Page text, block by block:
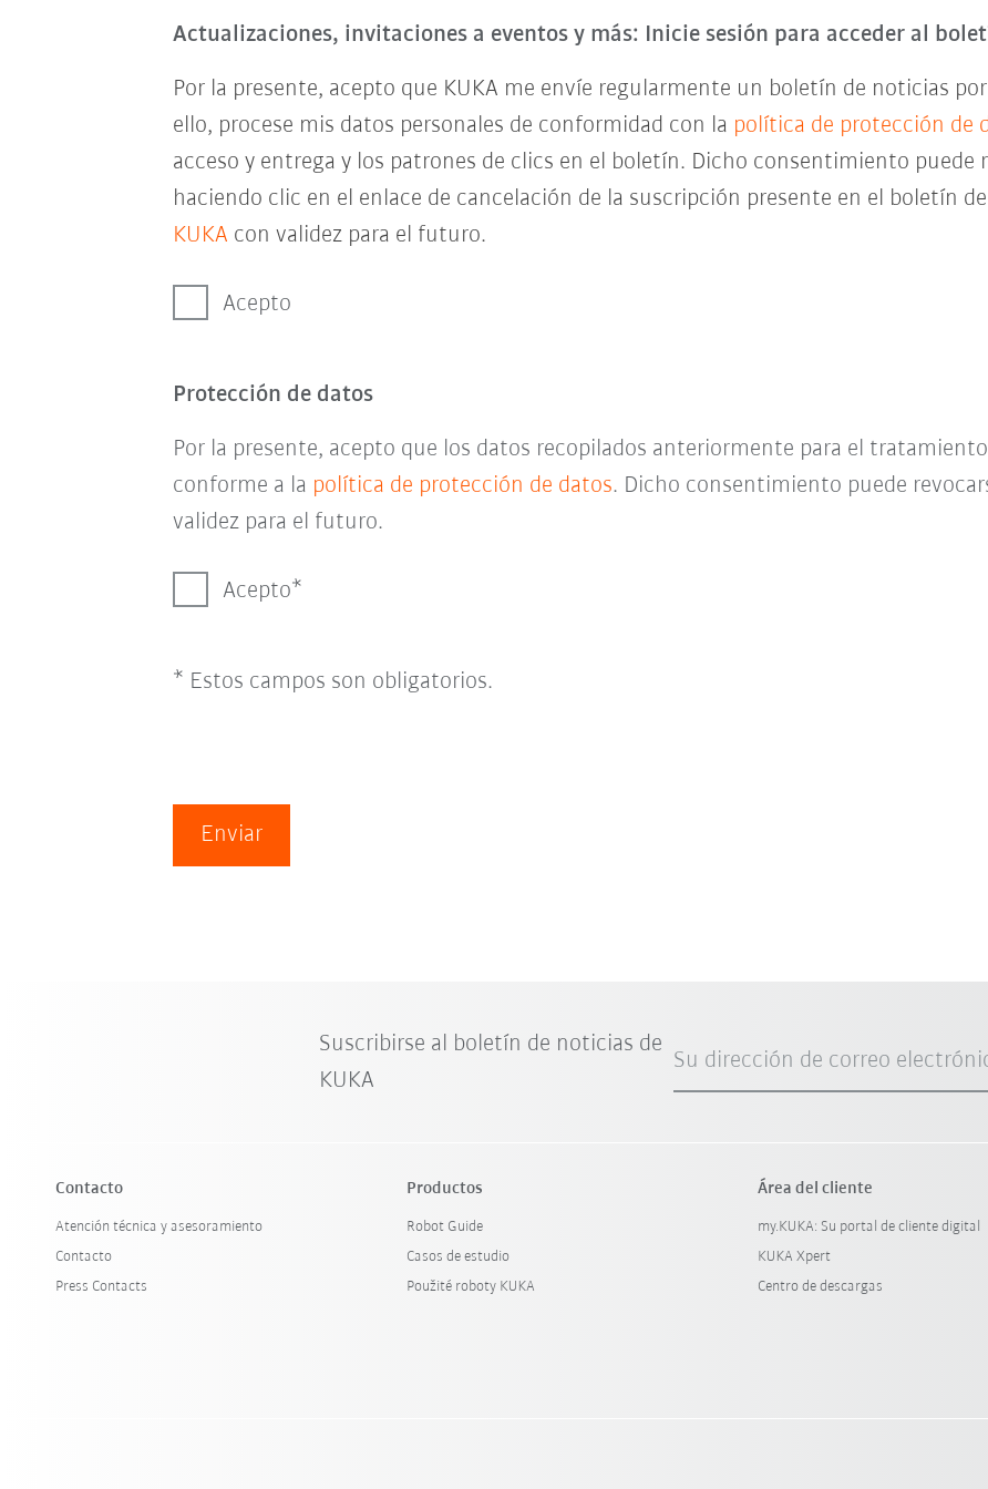
Actualizaciones, invitaciones a eventos y más: Inicie sesión para acceder al
Por la presente, acepto que KUKA me envíe regularmente un boletín de noticias
ello, procese mis datos personales de conformidad con la política de protección de
acceso y entrega y los patrones de clics en el boletín. Dicho consentimiento
haciendo clic en el enlace de cancelación de la suscripción presente en el boletín
KUKA con validez para el futuro.
Acepto
Protección de datos
Por la presente, acepto que los datos recopilados anteriormente para el
conforme a la política de protección de datos. Dicho consentimiento puede
validez para el futuro.
Acepto
* Estos campos son obligatorios.
Enviar
Suscribirse al boletín de noticias de
KUKA
Su dirección de correo
Contacto
Atención técnica y asesoramiento
Contacto
Press Contacts
Productos
Robot Guide
Casos de estudio
Použité roboty KUKA
Área del cliente
my.KUKA: Su portal de cliente digital
KUKA Xpert
Centro de descargas